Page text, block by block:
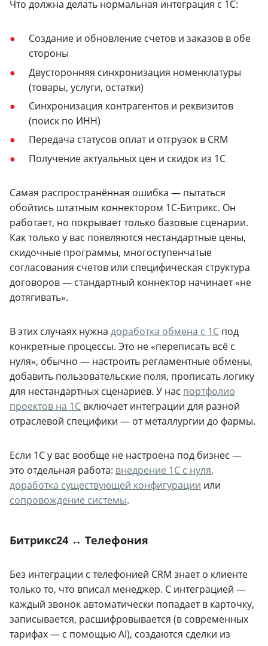
Что должна делать нормальная интеграция с 1С:
Создание и обновление счетов и заказов в обе
стороны
Двусторонняя синхронизация номенклатуры
(товары, услуги, остатки)
Синхронизация контрагентов и реквизитов
(поиск по ИНН)
Передача статусов оплат и отгрузок в CRM
Получение актуальных цен и скидок из 1С
Самая распространённая ошибка — пытаться
обойтись штатным коннектором 1С-Битрикс. Он
работает, но покрывает только базовые сценарии.
Как только у вас появляются нестандартные цены,
скидочные программы, многоступенчатые
согласования счетов или специфическая структура
договоров — стандартный коннектор начинает «не
дотягивать».
В этих случаях нужна доработка обмена с 1С под
конкретные процессы. Это не «переписать всё с
нуля», обычно — настроить регламентные обмены,
добавить пользовательские поля, прописать логику
для нестандартных сценариев. У нас портфолио
проектов на 1С включает интеграции для разной
отраслевой специфики — от металлургии до фармы.
Если 1С у вас вообще не настроена под бизнес —
это отдельная работа: внедрение 1С с нуля,
доработка существующей конфигурации или
сопровождение системы.
Битрикс24 ↔ Телефония
Без интеграции с телефонией CRM знает о клиенте
только то, что вписал менеджер. С интеграцией —
каждый звонок автоматически попадает в карточку,
записывается, расшифровывается (в современных
тарифах — с помощью AI), создаются сделки из